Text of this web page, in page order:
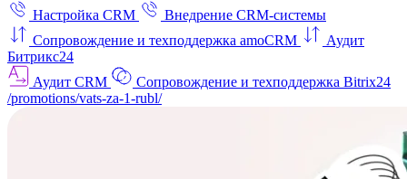
Настройка CRM
Внедрение CRM-системы
Сопровождение и техподдержка amoCRM
Аудит
Битрикс24
Аудит CRM
Сопровождение и техподдержка Bitrix24
/promotions/vats-za-1-rubl/